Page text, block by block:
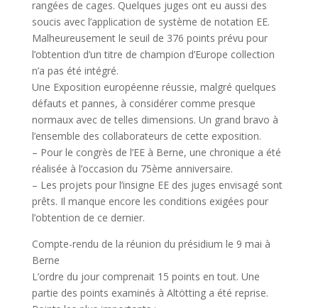
rangées de cages. Quelques juges ont eu aussi des
soucis avec l’application de système de notation EE.
Malheureusement le seuil de 376 points prévu pour
l’obtention d’un titre de champion d’Europe collection
n’a pas été intégré.
Une Exposition européenne réussie, malgré quelques
défauts et pannes, à considérer comme presque
normaux avec de telles dimensions. Un grand bravo à
l’ensemble des collaborateurs de cette exposition.
– Pour le congrès de l’EE à Berne, une chronique a été
réalisée à l’occasion du 75ème anniversaire.
– Les projets pour l’insigne EE des juges envisagé sont
prêts. Il manque encore les conditions exigées pour
l’obtention de ce dernier.
Compte-rendu de la réunion du présidium le 9 mai à
Berne
L’ordre du jour comprenait 15 points en tout. Une
partie des points examinés à Altötting a été reprise.